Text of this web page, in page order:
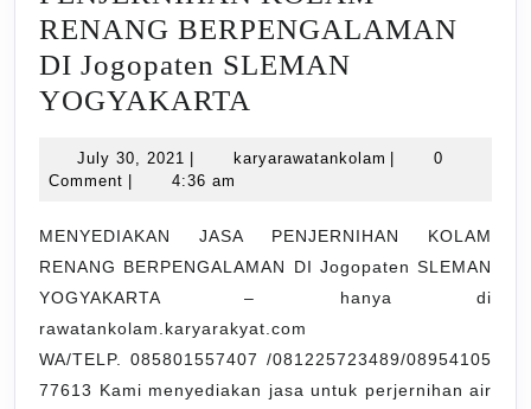
RENANG BERPENGALAMAN
DI Jogopaten SLEMAN
YOGYAKARTA
PENJERNIHAN
RENANG
BERPENGALAMAN
Jogopaten
SLEMAN
July 30, 2021 July
30,
| karyarawatankolam |
0
Comment | 4:36 am
MENYEDIAKAN JASA PENJERNIHAN KOLAM
RENANG BERPENGALAMAN DI Jogopaten SLEMAN
YOGYAKARTA – hanya di
rawatankolam.karyarakyat.com
WA/TELP. 085801557407 /081225723489/08954105
77613 Kami menyediakan jasa untuk perjernihan air